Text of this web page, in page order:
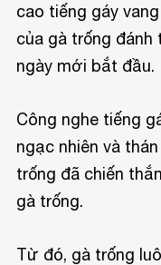
cao tiếng gáy
của gà trống
ngày mới bắt đầu.
Công nghe tiếng
ngạc nhiên và
trống đã chiến
gà trống.
Từ đó, gà trống